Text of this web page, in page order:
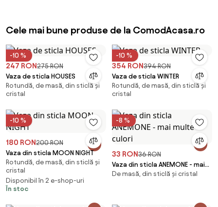
Cele mai bune produse de la ComodAcasa.ro
-10 %
247 RON275 RON
Vaza de sticla HOUSES
Rotundă, de masă, din sticlă și
cristal
-10 %
354 RON394 RON
Vaza de sticla WINTER
Rotundă, de masă, din sticlă și
cristal
-10 %
180 RON200 RON
Vaza din sticla MOON NIGHT
Rotundă, de masă, din sticlă și
cristal
Disponibil în 2 e-shop-uri
În stoc
-8 %
33 RON36 RON
Vaza din sticla ANEMONE - mai
multe culori
De masă, din sticlă și cristal